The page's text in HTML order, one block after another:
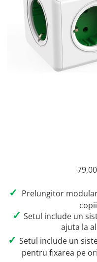
✓ Prelungitor
✓ Setul include un
ajuta la
✓ Setul include un
pentru fixarea pe